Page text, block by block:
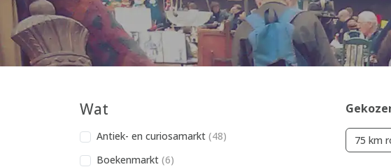
Wat
Antiek- en curiosamarkt (48)
Boekenmarkt (6)
75 km